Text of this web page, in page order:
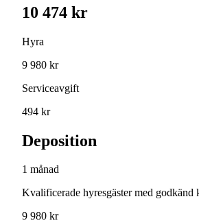
10 474 kr
Hyra
9 980 kr
Serviceavgift
494 kr
Deposition
1 månad
Kvalificerade hyresgäster med godkänd
9 980 kr